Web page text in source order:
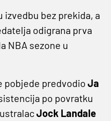
bez prekida, a
odigrana prva
NBA sezone u
pobjede predvodio Ja
po povratku
Jock Landale